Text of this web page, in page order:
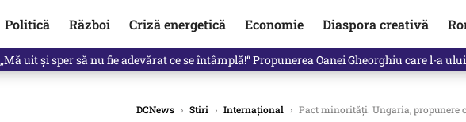
Politică Război Criză energetică Economie Diaspora creativă
Singurul lucru care l-ar putea clinti pe Ilie Bolojan de la Palatul Victoria. Verdictul lui
DCNews › Stiri › Internațional › Pact minorități. Ungaria, propunere